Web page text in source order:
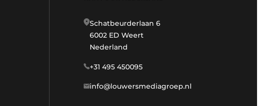
Schatbeurderlaan 6
6002 ED Weert
Nederland
+31 495 450095
info@louwersmediagroep.nl